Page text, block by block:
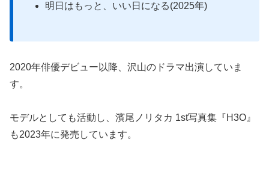
明日はもっと、いい日になる(2025年)
2020年俳優デビュー以降、沢山のドラマ出演していま
す。
モデルとしても活動し、濱尾ノリタカ 1st写真集『H3O』
も2023年に発売しています。